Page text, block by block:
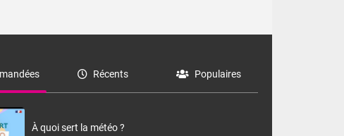
Récents Populaires
À quoi sert la météo ?